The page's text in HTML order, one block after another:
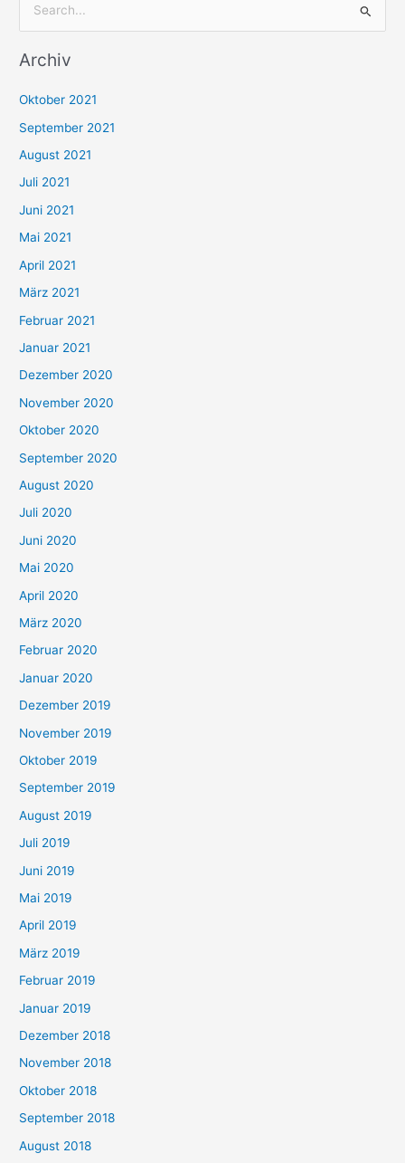
c
n
n
a
c
h
:
Archiv
Oktober 2021
September 2021
August 2021
Juli 2021
Juni 2021
Mai 2021
April 2021
März 2021
Februar 2021
Januar 2021
Dezember 2020
November 2020
Oktober 2020
September 2020
August 2020
Juli 2020
Juni 2020
Mai 2020
April 2020
März 2020
Februar 2020
Januar 2020
Dezember 2019
November 2019
Oktober 2019
September 2019
August 2019
Juli 2019
Juni 2019
Mai 2019
April 2019
März 2019
Februar 2019
Januar 2019
Dezember 2018
November 2018
Oktober 2018
September 2018
August 2018